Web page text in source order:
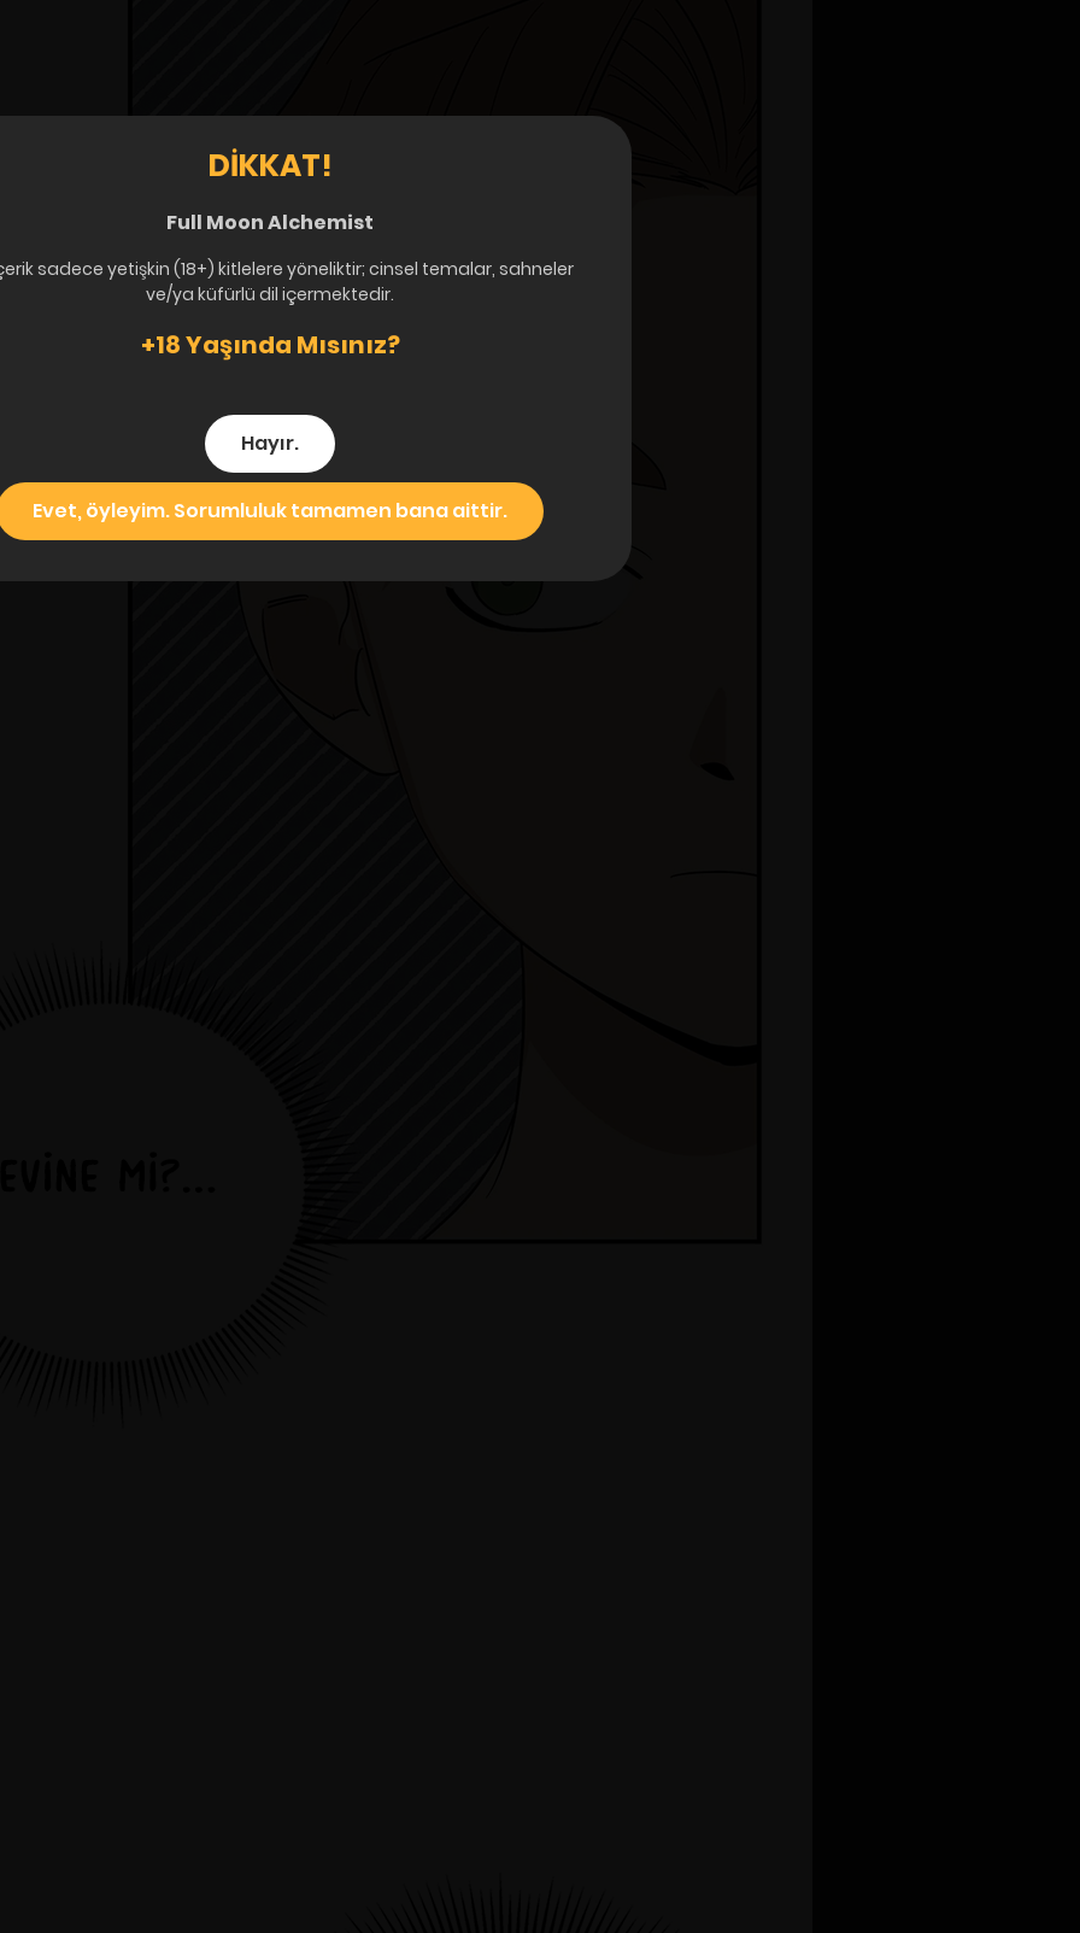
DIKKAT!
Full Moon Alchemist
sadece yetişkin (18+) kitlelere yöneliktir; cinsel temalar, sahneler
ve/ya küfürlü dil içermektedir.
+18 Yaşında Mısınız?
Hayır.
Evet, öyleyim. Sorumluluk tamamen bana aittir.